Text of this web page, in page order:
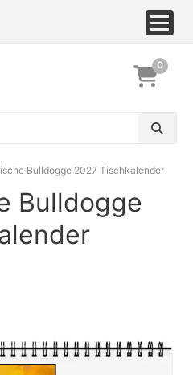
0
Bulldogge 2027 Tischkalender
Bulldogge